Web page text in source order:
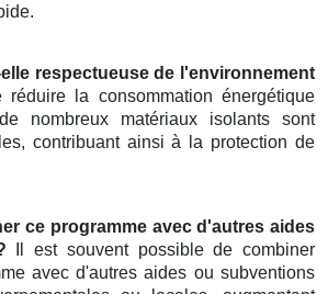
respectueuse de l'environnement
la consommation énergétique
nombreux matériaux isolants sont
contribuant ainsi à la protection de
ce programme avec d'autres aides
Il est souvent possible de combiner
avec d'autres aides ou subventions